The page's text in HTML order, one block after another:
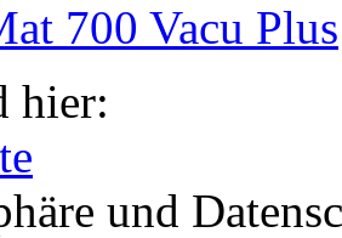
700 Vacu Plus
hier:
und